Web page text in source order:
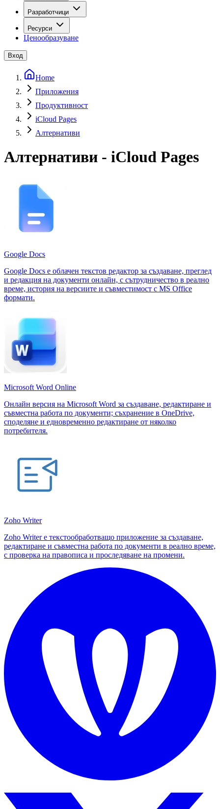
Разработчици
Ресурси
Ценообразуване
Вход
Home
Приложения
Продуктивност
iCloud Pages
Алтернативи
Алтернативи - iCloud Pages
Google Docs
Google Docs е облачен текстов редактор за създаване, преглед
и редакция на документи онлайн, с сътрудничество в реално
време, история на версиите и съвместимост с MS Office
формати.
Microsoft Word Online
Онлайн версия на Microsoft Word за създаване, редактиране и
съвместна работа по документи; съхранение в OneDrive,
споделяне и едновременно редактиране от няколко
потребителя.
Zoho Writer
Zoho Writer е текстообработващо приложение за създаване,
редактиране и съвместна работа по документи в реално време,
с проверка на правописа и проследяване на промени.